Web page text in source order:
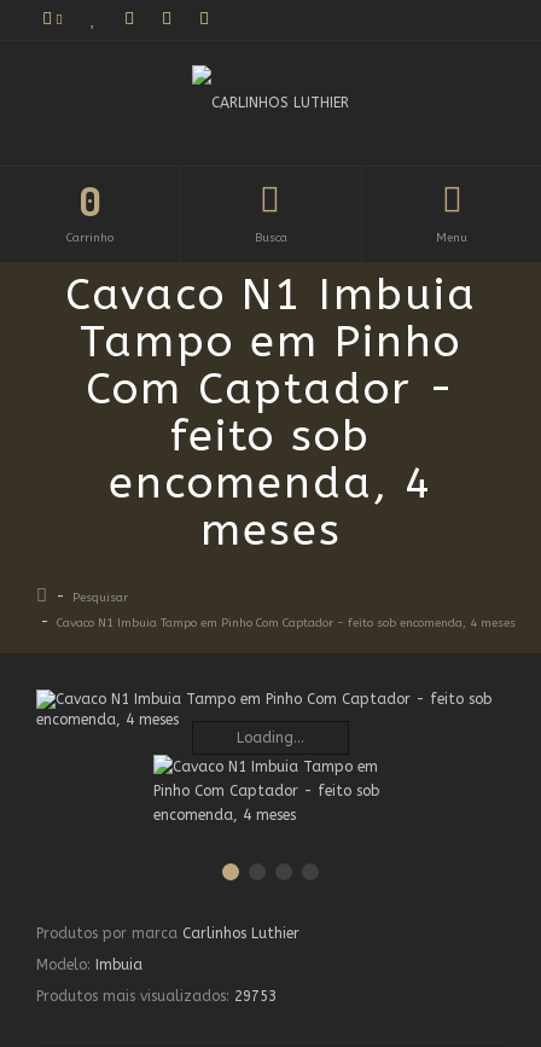
Menu
Busca
0
Carrinho
Cavaco N1 Imbuia
Tampo em Pinho
Com Captador -
feito sob
encomenda, 4
meses
Pesquisar
Cavaco N1 Imbuia Tampo em Pinho Com Captador - feito sob encomenda, 4 meses
Loading...
Produtos por marca Carlinhos Luthier
Modelo:
Imbuia
Produtos mais visualizados: 29753